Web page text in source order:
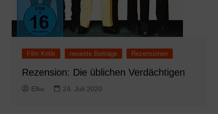
Film Kritik neueste Beiträge Rezensionen
Rezension: Die üblichen Verdächtigen
Elke 24. Juli 2020